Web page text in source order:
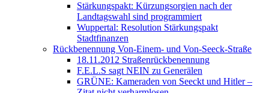
Stärkungspakt: Kürzungsorgien nach der
Landtagswahl sind programmiert
Wuppertal: Resolution Stärkungspakt
Stadtfinanzen
Rückbenennung Von-Einem- und Von-Seeck-Straße
18.11.2012 Straßenrückbenennung
F.E.L.S sagt NEIN zu Generälen
GRÜNE: Kameraden von Seeckt und Hitler –